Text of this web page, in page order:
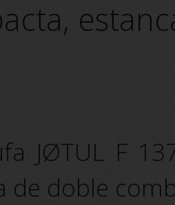
JØTUL F
de doble